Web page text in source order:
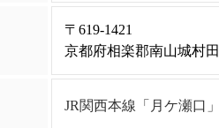
〒619-1421
京都府相楽郡南山城村
JR関西本線「月ケ瀬口